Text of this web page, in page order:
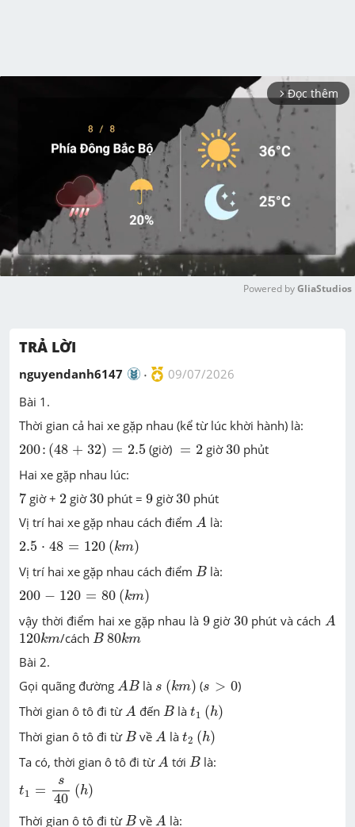
arrow_forward_ios Đọc thêm
Powered by GliaStudios
TRẢ LỜI
nguyendanh6147
09/07/2026
Bài 1.
Thời gian cả hai xe gặp nhau (kể từ lúc khời hành) là:
200: (48 + 32) = 2.5
200: (48+ 32)=2.5 (giờ) = 2
=2 giờ30
30phủt
Hai xe gặp nhau lúc:
7
7 giờ + 2
2 giờ30
30 phút = 9
9 giờ30
30 phút
Vị trí hai xe gặp nhau cách điểm A
A là:
2.5 ⋅ 48 = 120
2.5 ⋅48= 120 (km)
(km)
Vị trí hai xe gặp nhau cách điểm B
B là:
200 − 120 = 80
200 120=80 (km)
(km)
vậy thời điểm hai xe gặp nhau là 9
9giờ 30
30phút và cáchA
A
120km
120km/cách B
B 80km
80km
Bài 2.
Gọi quãng đường AB
A B là s
s (km)
(km) (s > 0
s >0
)
Thời gian ô tô đi từA
A đến B
B là t1
t1 (h)
(h)
Thời gian ô tô đi từB
B về A
A là t2
t2 (h)
(h)
Ta có, thời gian ô tô đi từA
A tới B
B là:
t1 =
s
40
40
(h)
(h)
Thời gian ô tô đi từB
B về A
A là: